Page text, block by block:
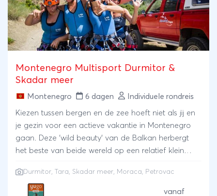
Montenegro Multisport Durmitor &
Skadar meer
Montenegro 6 dagen Individuele rondreis
Kiezen tussen bergen en de zee hoeft niet als jij en
je gezin voor een actieve vakantie in Montenegro
gaan. Deze ‘wild beauty‘ van de Balkan herbergt
het beste van beide wereld op een relatief klein
prachtige meren en wetlands en een
indrukwekkende kustlijn met fraaie stranden. Deel I
Durmitor, Tara, Skadar meer, Moraca, Petrovac
vanaf